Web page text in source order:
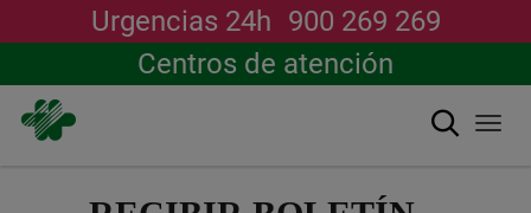
Urgencias 24h 900 269 269
Centros de atención
Buscar